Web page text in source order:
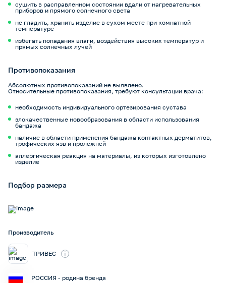
сушить в расправленном состоянии вдали от нагревательных
приборов и прямого солнечного света
не гладить, хранить изделие в сухом месте при комнатной
температуре
избегать попадания влаги, воздействия высоких температур и
прямых солнечных лучей
Противопоказания
Абсолютных противопоказаний не выявлено.
Относительные противопоказания, требуют консультации врача:
необходимость индивидуального ортезирования сустава
злокачественные новообразования в области использования
бандажа
наличие в области применения бандажа контактных дерматитов,
трофических язв и пролежней
аллергическая реакция на материалы, из которых изготовлено
изделие
Подбор размера
Производитель
ТРИВЕС i
РОССИЯ - родина бренда